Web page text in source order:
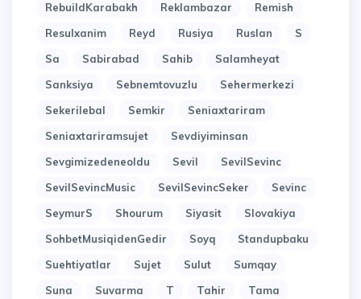
RebuildKarabakh Reklambazar
Remish
Resulxanim
Reyd Rusiya Ruslan
S
Sa
Sabirabad Sahib
Salamheyat
Sanksiya
Sebnemtovuzlu
Sehermerkezi
Sekerilebal
Semkir
Seniaxtariram
Seniaxtariramsujet
Sevdiyiminsan
Sevgimizedeneoldu
Sevil
SevilSevinc
SevilSevincMusic
SevilSevincSeker
Sevinc
SeymurS
Shourum Siyasit
Slovakiya
SohbetMusiqidenGedir
Soyq
Standupbaku
Suehtiyatlar
Sujet Sulut
Sumqay
Suna
Suvarma T Tahir
Tama